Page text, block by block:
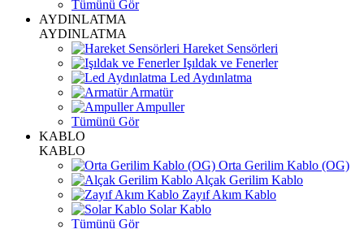
Tümünü Gör
AYDINLATMA
AYDINLATMA
Hareket Sensörleri
Işıldak ve Fenerler
Led Aydınlatma
Armatür
Ampuller
Tümünü Gör
KABLO
KABLO
Orta Gerilim Kablo (OG)
Alçak Gerilim Kablo
Zayıf Akım Kablo
Solar Kablo
Tümünü Gör